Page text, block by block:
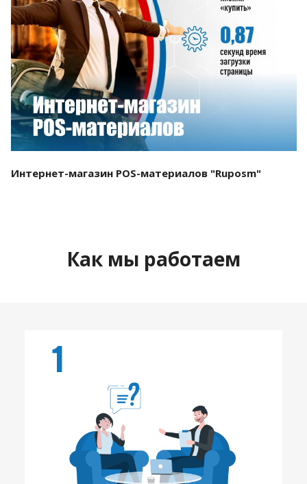
Смотреть проект
Интернет-магазин POS-материалов "Ruposm"
Как мы работаем
1